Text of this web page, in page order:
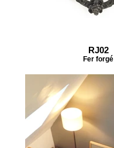
RJ02
Fer forgé